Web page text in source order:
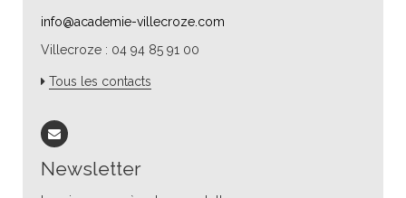
info@academie-villecroze.com
Villecroze : 04 94 85 91 00
Tous les contacts
Newsletter